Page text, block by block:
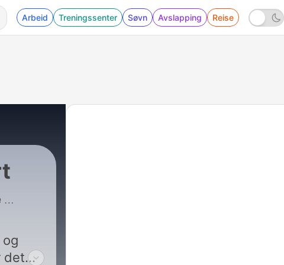
Arbeid Treningssenter Søvn Avslapping Reise
det